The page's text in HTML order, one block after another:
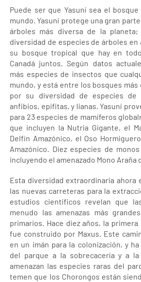
Puede ser que Yasuní sea el
mundo. Yasuní protege una gran
árboles más diversa de la
diversidad de especies de árboles en
su bosque tropical que hay en
Canadá juntos. Según datos
más especies de insectos que
mundo, y está entre los bosques
por su diversidad de especies de
anfibios, epifitas, y lianas. Yasuní
para 23 especies de mamíferos
que incluyen la Nutria Gigante, el
Delfín Amazónico, el Oso
Amazónico. Diez especies de
incluyendo el amenazado Mono Araña
Esta diversidad extraordinaria ahora
las nuevas carreteras para la
estudios científicos revelan que
menudo las amenazas más
primarios. Hace diez años, la
fue construido por Maxus. Este
en un imán para la colonización, y
del parque a la sobrecacería y a
amenazan las especies raras del
temen que los Chorongos están